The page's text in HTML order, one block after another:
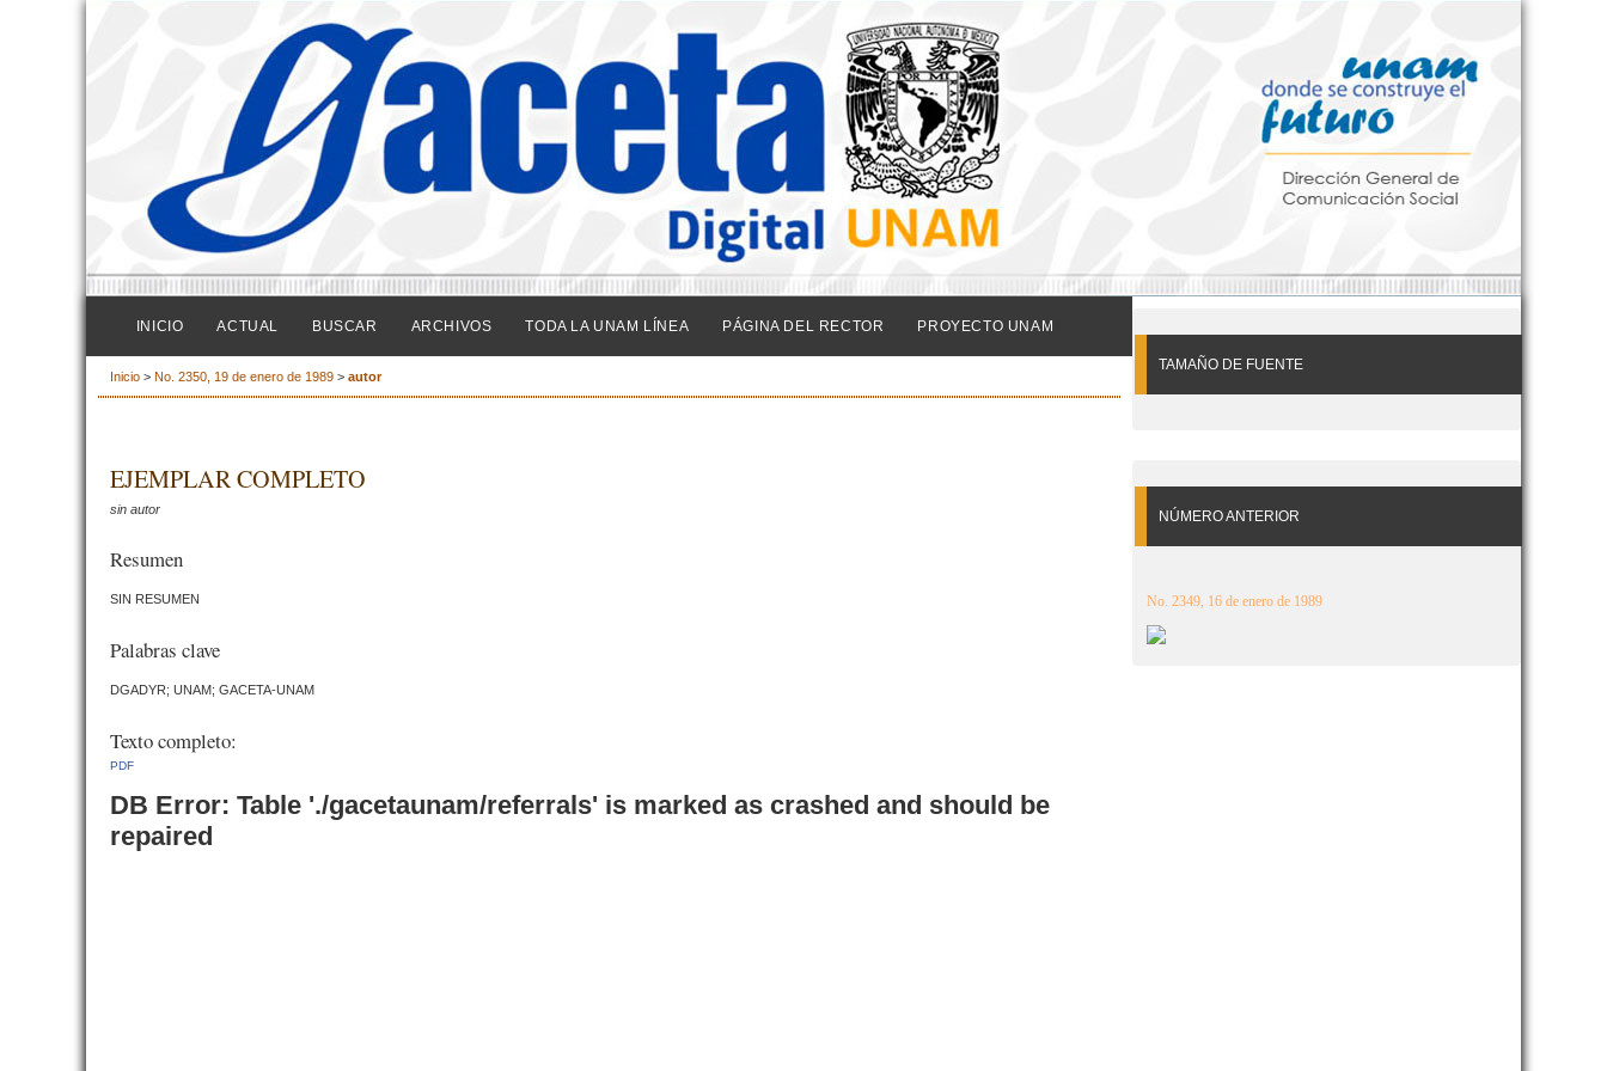
TAMAÑO DE FUENTE
NÚMERO ANTERIOR
No. 2349, 16 de enero de 1989
INICIO ACTUAL BUSCAR ARCHIVOS TODA LA UNAM LÍNEA PÁGINA DEL RECTOR PROYECTO UNAM
Inicio > No. 2350, 19 de enero de 1989 > autor
EJEMPLAR COMPLETO
sin autor
Resumen
SIN RESUMEN
Palabras clave
DGADYR; UNAM; GACETA-UNAM
Texto completo:
PDF
DB Error: Table './gacetaunam/referrals' is marked as crashed and should be
repaired